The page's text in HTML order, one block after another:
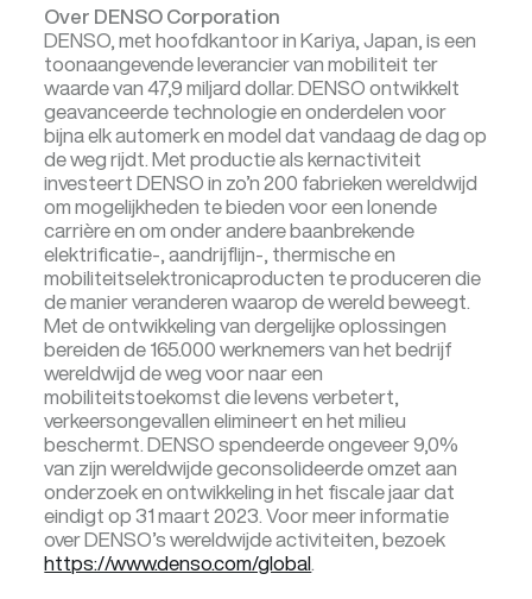
Over DENSO Corporation
DENSO, met hoofdkantoor in Kariya, Japan, is een
toonaangevende leverancier van mobiliteit ter
waarde van 47,9 miljard dollar. DENSO ontwikkelt
geavanceerde technologie en onderdelen voor
bijna elk automerk en model dat vandaag de dag op
de weg rijdt. Met productie als kernactiviteit
investeert DENSO in zo’n 200 fabrieken wereldwijd
om mogelijkheden te bieden voor een lonende
carrière en om onder andere baanbrekende
elektrificatie-, aandrijflijn-, thermische en
mobiliteitselektronicaproducten te produceren die
de manier veranderen waarop de wereld beweegt.
Met de ontwikkeling van dergelijke oplossingen
bereiden de 165.000 werknemers van het bedrijf
wereldwijd de weg voor naar een
mobiliteitstoekomst die levens verbetert,
verkeersongevallen elimineert en het milieu
beschermt. DENSO spendeerde ongeveer 9,0%
van zijn wereldwijde geconsolideerde omzet aan
onderzoek en ontwikkeling in het fiscale jaar dat
eindigt op 31 maart 2023. Voor meer informatie
over DENSO’s wereldwijde activiteiten, bezoek
https://www.denso.com/global.